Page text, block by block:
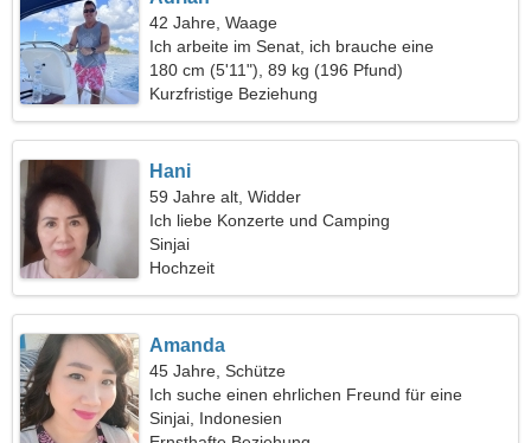
42 Jahre, Waage
Ich arbeite im Senat, ich brauche eine
leidenschaftliche Frau
180 cm (5'11"), 89 kg (196 Pfund)
Kurzfristige Beziehung
Hani
59 Jahre alt, Widder
Ich liebe Konzerte und Camping
Sinjai
Hochzeit
Amanda
45 Jahre, Schütze
Ich suche einen ehrlichen Freund für eine
gemeinsame Reise
Sinjai, Indonesien